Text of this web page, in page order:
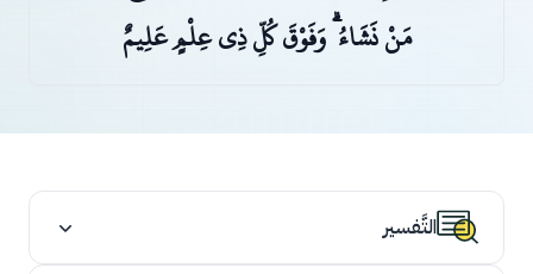
مَنْ نَشَاءُ ۗ وَفَوْقَ كُلِّ ذِي عِلْمٍ عَلِيمٌ
التَّفسير